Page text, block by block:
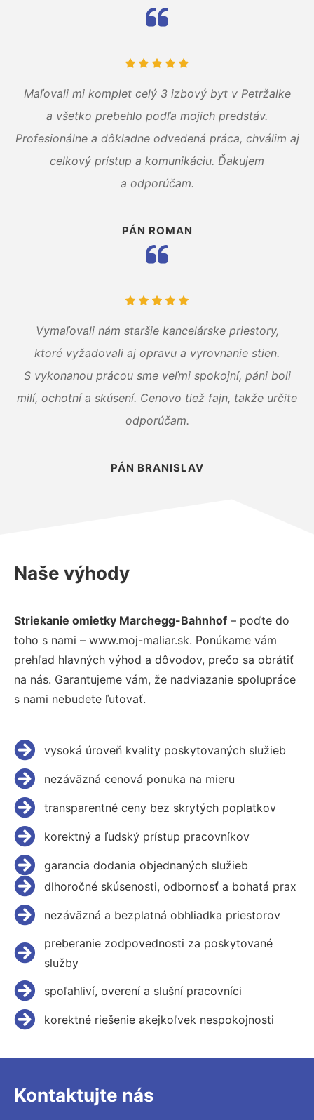
Maľovali mi komplet celý 3 izbový byt v Petržalke
a všetko prebehlo podľa mojich predstáv.
Profesionálne a dôkladne odvedená práca, chválim aj
celkový prístup a komunikáciu. Ďakujem
a odporúčam.
PÁN ROMAN
Vymaľovali nám staršie kancelárske priestory,
ktoré vyžadovali aj opravu a vyrovnanie stien.
S vykonanou prácou sme veľmi spokojní, páni boli
milí, ochotní a skúsení. Cenovo tiež fajn, takže určite
odporúčam.
PÁN BRANISLAV
Naše výhody
Striekanie omietky Marchegg-Bahnhof – poďte do
toho s nami – www.moj-maliar.sk. Ponúkame vám
prehľad hlavných výhod a dôvodov, prečo sa obrátiť
na nás. Garantujeme vám, že nadviazanie spolupráce
s nami nebudete ľutovať.
vysoká úroveň kvality poskytovaných služieb
nezáväzná cenová ponuka na mieru
transparentné ceny bez skrytých poplatkov
korektný a ľudský prístup pracovníkov
garancia dodania objednaných služieb
dlhoročné skúsenosti, odbornosť a bohatá prax
nezáväzná a bezplatná obhliadka priestorov
preberanie zodpovednosti za poskytované
služby
spoľahliví, overení a slušní pracovníci
korektné riešenie akejkoľvek nespokojnosti
Kontaktujte nás